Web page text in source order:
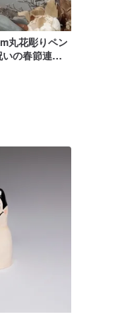
丸花彫りペン
の春節連句